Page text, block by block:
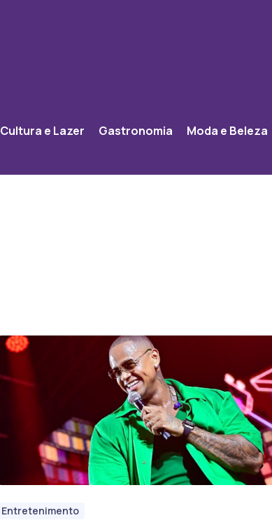
Cultura e Lazer Gastronomia Moda e Beleza
Entretenimento